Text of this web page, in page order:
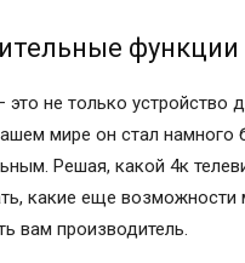
функции
это не только устройство
мире он стал намного
Решая, какой 4к
какие еще возможности
вам производитель.